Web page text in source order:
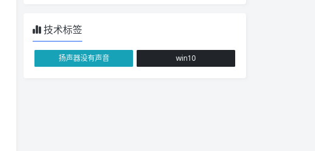
技术标签
扬声器没有声音 win10